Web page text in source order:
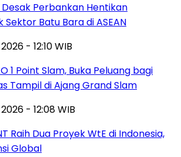
Desak Perbankan Hentikan
Batu Bara di ASEAN
- 12:10 WIB
1 Point Slam, Buka Peluang bagi
Tampil di Ajang Grand Slam
- 12:08 WIB
Raih Dua Proyek WtE di Indonesia,
Global